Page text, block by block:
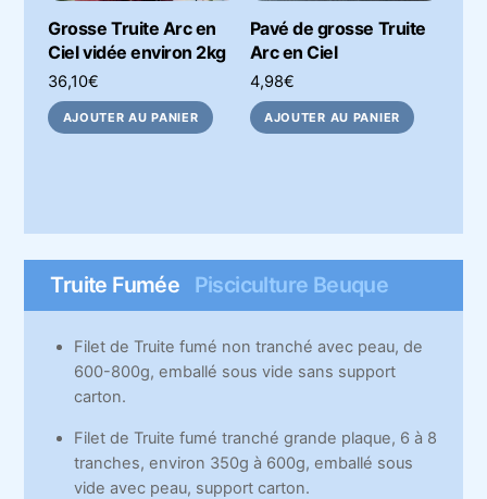
Grosse Truite Arc en
Ciel vidée environ 2kg
36,10€
AJOUTER AU PANIER
Pavé de grosse Truite
Arc en Ciel
4,98€
AJOUTER AU PANIER
Truite Fumée Pisciculture Beuque
Filet de Truite fumé non tranché avec peau, de
600-800g, emballé sous vide sans support
carton.
Filet de Truite fumé tranché grande plaque, 6 à 8
tranches, environ 350g à 600g, emballé sous
vide avec peau, support carton.